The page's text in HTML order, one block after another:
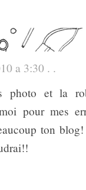
a 3:30 . .
photo et la
pour mes
ton